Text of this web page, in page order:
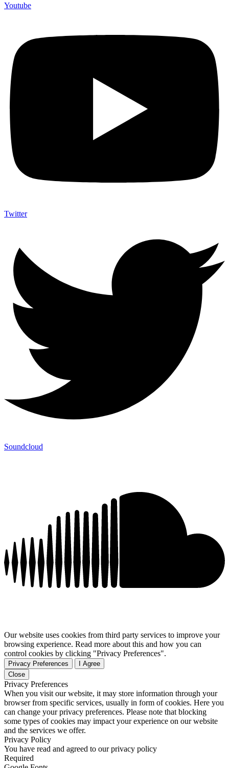
Youtube
Twitter
Soundcloud
Our website uses cookies from third party services to improve your
browsing experience. Read more about this and how you can
control cookies by clicking "Privacy Preferences".
Privacy Preferences
I Agree
Close
Privacy Preferences
When you visit our website, it may store information through your
browser from specific services, usually in form of cookies. Here you
can change your privacy preferences. Please note that blocking
some types of cookies may impact your experience on our website
and the services we offer.
Privacy Policy
You have read and agreed to our privacy policy
Required